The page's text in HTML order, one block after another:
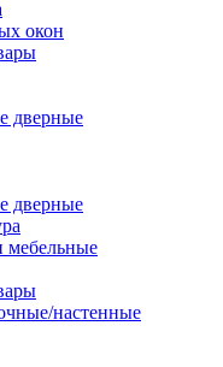
окон
дверные
дверные
мебельные
настенные